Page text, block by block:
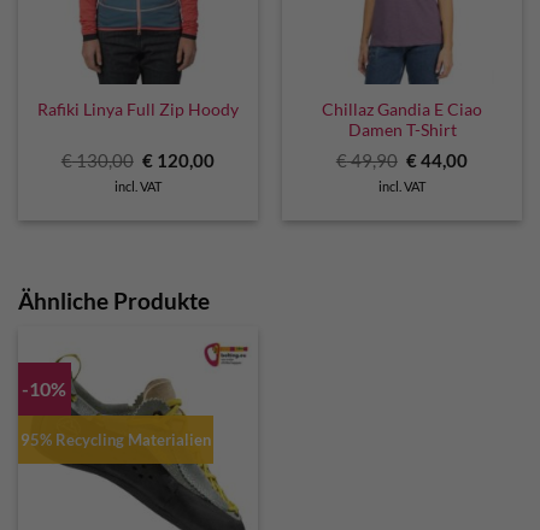
Rafiki Linya Full Zip Hoody
€130,00 Original
was:
€ 120,00Current
incl. VAT
Chillaz Gandia E Ciao
Damen T-Shirt
€49,90 Original
price
was:
€44,00Current
incl. VAT
Ähnliche Produkte
-10%
95% Recycling Materialien